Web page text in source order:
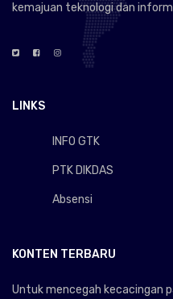
kemajuan teknologi dan
LINKS
INFO GTK
PTK DIKDAS
Absensi
KONTEN TERBARU
Untuk mencegah kecacingan